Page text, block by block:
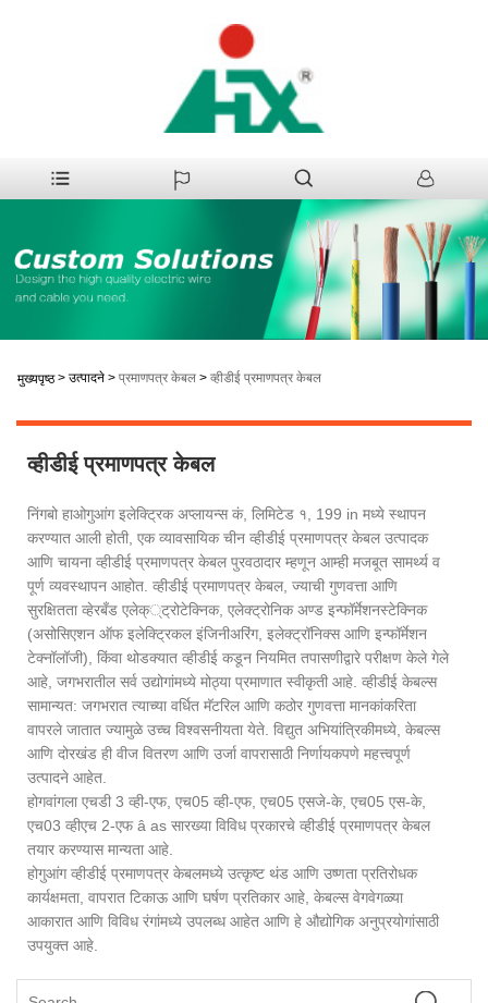
मुख्यपृष्ठ > उत्पादने > प्रमाणपत्र केबल > व्हीडीई प्रमाणपत्र केबल
व्हीडीई प्रमाणपत्र केबल
निंगबो हाओगुआंग इलेक्ट्रिक अप्लायन्स कं, लिमिटेड १, 199 in मध्ये स्थापन
करण्यात आली होती, एक व्यावसायिक चीन व्हीडीई प्रमाणपत्र केबल उत्पादक
आणि चायना व्हीडीई प्रमाणपत्र केबल पुरवठादार म्हणून आम्ही मजबूत सामर्थ्य व
पूर्ण व्यवस्थापन आहोत. व्हीडीई प्रमाणपत्र केबल, ज्याची गुणवत्ता आणि
सुरक्षितता व्हेरबँड एलेक््ट्रोटेक्निक, एलेक्ट्रोनिक अण्ड इन्फॉर्मेशनस्टेक्निक
(असोसिएशन ऑफ इलेक्ट्रिकल इंजिनीअरिंग, इलेक्ट्रॉनिक्स आणि इन्फॉर्मेशन
टेक्नॉलॉजी), किंवा थोडक्यात व्हीडीई कडून नियमित तपासणीद्वारे परीक्षण केले गेले
आहे, जगभरातील सर्व उद्योगांमध्ये मोठ्या प्रमाणात स्वीकृती आहे. व्हीडीई केबल्स
सामान्यत: जगभरात त्याच्या वर्धित मॅटरिल आणि कठोर गुणवत्ता मानकांकरिता
वापरले जातात ज्यामुळे उच्च विश्वसनीयता येते. विद्युत अभियांत्रिकीमध्ये, केबल्स
आणि दोरखंड ही वीज वितरण आणि उर्जा वापरासाठी निर्णायकपणे महत्त्वपूर्ण
उत्पादने आहेत.
होगवांगला एचडी 3 व्ही-एफ, एच05 व्ही-एफ, एच05 एसजे-के, एच05 एस-के,
एच03 व्हीएच 2-एफ â as सारख्या विविध प्रकारचे व्हीडीई प्रमाणपत्र केबल
तयार करण्यास मान्यता आहे.
होगुआंग व्हीडीई प्रमाणपत्र केबलमध्ये उत्कृष्ट थंड आणि उष्णता प्रतिरोधक
कार्यक्षमता, वापरात टिकाऊ आणि घर्षण प्रतिकार आहे, केबल्स वेगवेगळ्या
आकारात आणि विविध रंगांमध्ये उपलब्ध आहेत आणि हे औद्योगिक अनुप्रयोगांसाठी
उपयुक्त आहे.